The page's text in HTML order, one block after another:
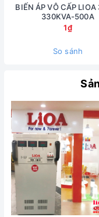
BIẾN ÁP VÔ CẤP LIOA
330KVA-500A
1₫
So sánh